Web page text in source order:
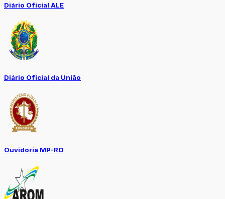
Diário Oficial ALE
Diário Oficial da União
Ouvidoria MP-RO